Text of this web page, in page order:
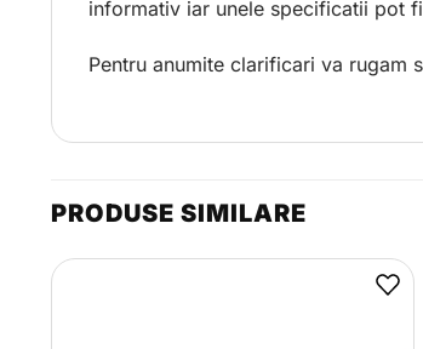
informativ iar unele specificatii pot
Pentru anumite clarificari va rugam
PRODUSE SIMILARE